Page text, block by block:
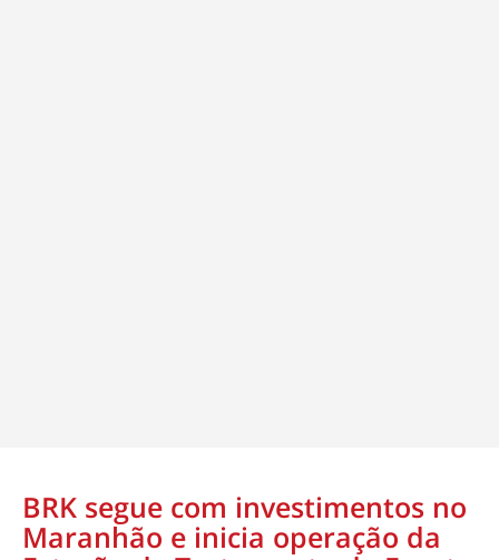
BRK segue com investimentos no
Maranhão e inicia operação da